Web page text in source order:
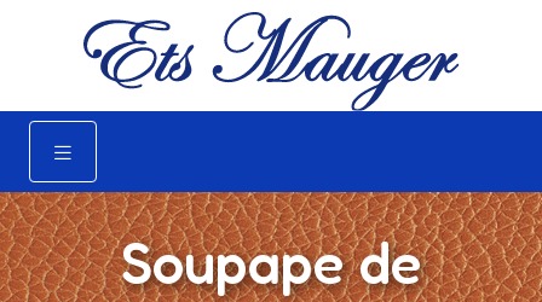
Soupape de